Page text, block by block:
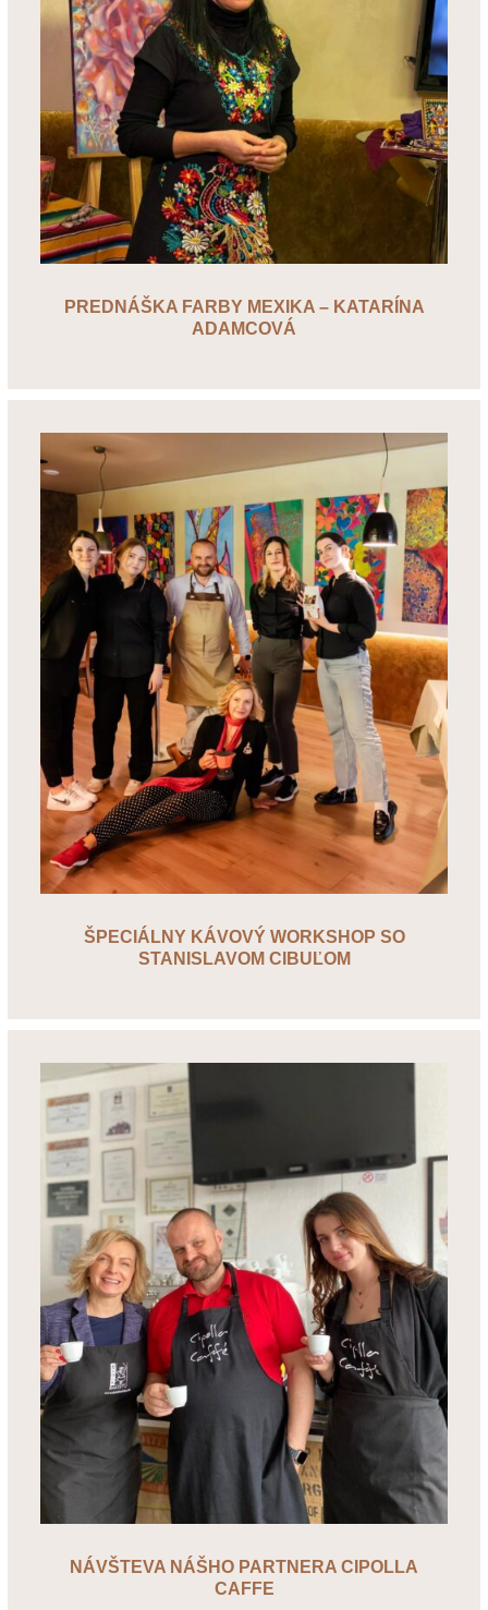
PREDNÁŠKA FARBY MEXIKA – KATARÍNA
ADAMCOVÁ
ŠPECIÁLNY KÁVOVÝ WORKSHOP SO
STANISLAVOM CIBUĽOM
NÁVŠTEVA NÁŠHO PARTNERA CIPOLLA
CAFFE